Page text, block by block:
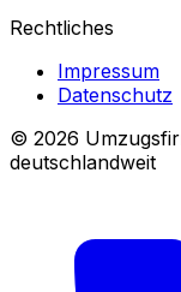
Rechtliches
Impressum
Datenschutz
© 2026
deutschlandweit